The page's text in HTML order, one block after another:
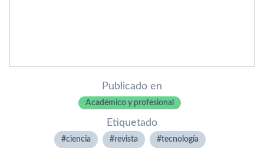
Publicado en
Académico y profesional
Etiquetado
ciencia revista tecnologí­a